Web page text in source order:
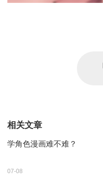
相关文章
学角色漫画难不难？
07-08